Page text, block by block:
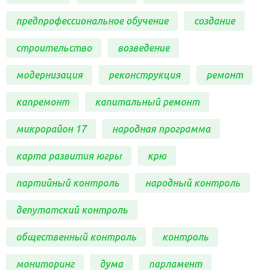
предпрофессиональное обучение создание
строительство возведение
модернизация реконструкция ремонт
капремонт капитальный ремонт
микрорайон 17 народная программа
карта развития югры крю
партийный контроль народный контроль
депутатский контроль
общественный контроль контроль
мониторинг дума парламент